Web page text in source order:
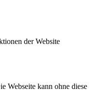
der Website
Webseite kann ohne diese